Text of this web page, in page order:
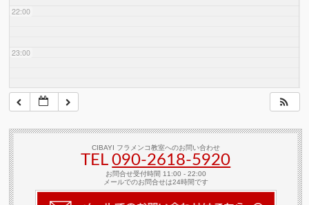
22:00
23:00
CIBAYI フラメンコ教室へのお問い合わせ
TEL090-2618‐5920
お問合せ受付時間 11:00 - 22:00
メールでのお問合せは24時間です